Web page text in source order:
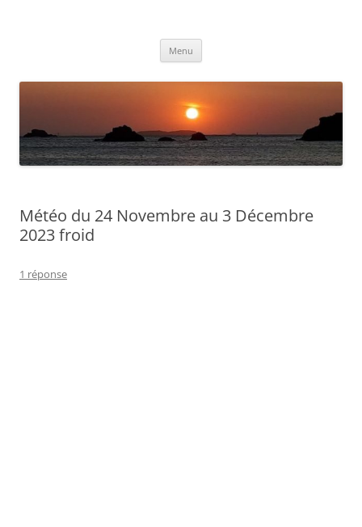
Menu
Météo du 24 Novembre au 3 Décembre
2023 froid
1 réponse